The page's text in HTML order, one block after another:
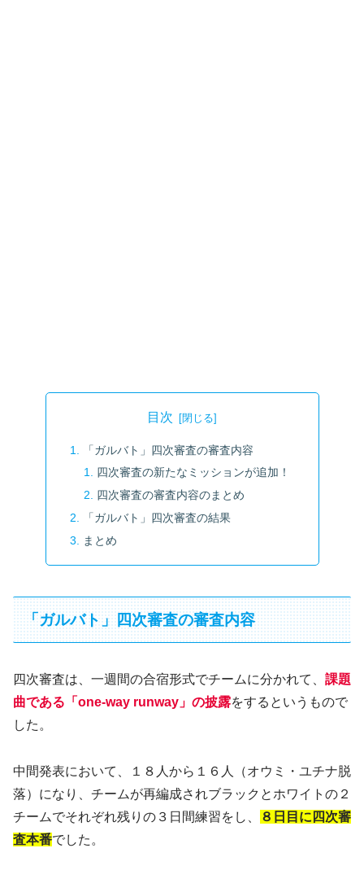
目次
「ガルバト」四次審査の審査内容
四次審査の新たなミッションが追加！
四次審査の審査内容のまとめ
「ガルバト」四次審査の結果
まとめ
「ガルバト」四次審査の審査内容
四次審査は、一週間の合宿形式でチームに分かれて、 課題
曲である「one-way runway」の披露をするというもので
した。
中間発表において、１８人から１６人（オウミ・ユチナ脱
落）になり、チームが再編成されブラックとホワイトの２
チームでそれぞれ残りの３日間練習をし、
８日目に四次審
査本番でした。